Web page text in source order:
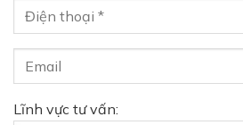
Lĩnh vực tư vấn: